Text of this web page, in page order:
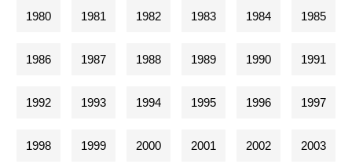
1980 1981 1982 1983 1984 1985
1986 1987 1988 1989 1990 1991
1992 1993 1994 1995 1996 1997
1998 1999 2000 2001 2002 2003